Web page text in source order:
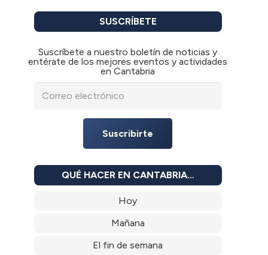
SUSCRÍBETE
Suscríbete a nuestro boletín de noticias y
entérate de los mejores eventos y actividades
en Cantabria
Suscribirte
QUÉ HACER EN CANTABRIA…
Hoy
Mañana
El fin de semana